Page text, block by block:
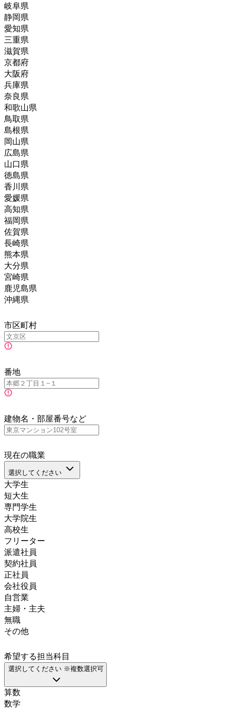
岐阜県
静岡県
愛知県
三重県
滋賀県
京都府
大阪府
兵庫県
奈良県
和歌山県
鳥取県
島根県
岡山県
広島県
山口県
徳島県
香川県
愛媛県
高知県
福岡県
佐賀県
長崎県
熊本県
大分県
宮崎県
鹿児島県
沖縄県
市区町村
番地
建物名・部屋番号など
現在の職業
選択してください
大学生
短大生
専門学生
大学院生
高校生
フリーター
派遣社員
契約社員
正社員
会社役員
自営業
主婦・主夫
無職
その他
希望する担当科目
選択してください ※複数選択可
算数
数学